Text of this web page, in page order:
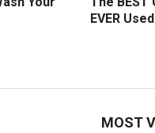
EVER
MOST